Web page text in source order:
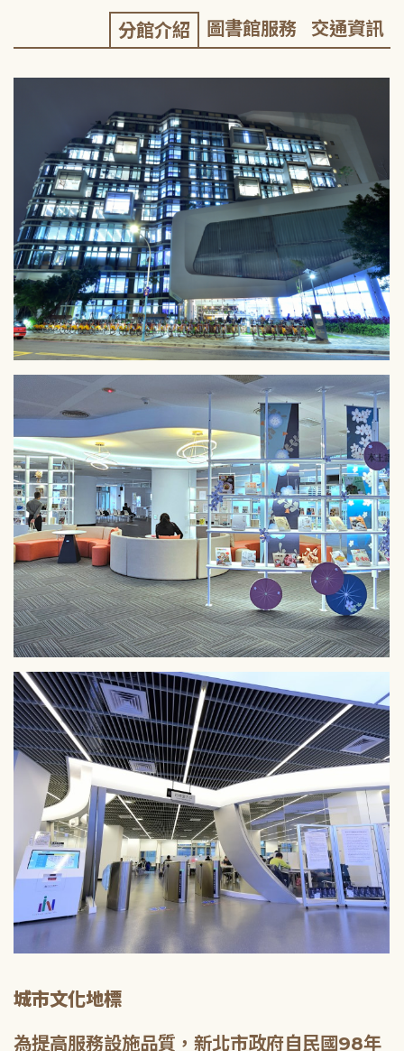
分館介紹 圖書館服務 交通資訊
城市文化地標
為提高服務設施品質，新北市政府自民國98年